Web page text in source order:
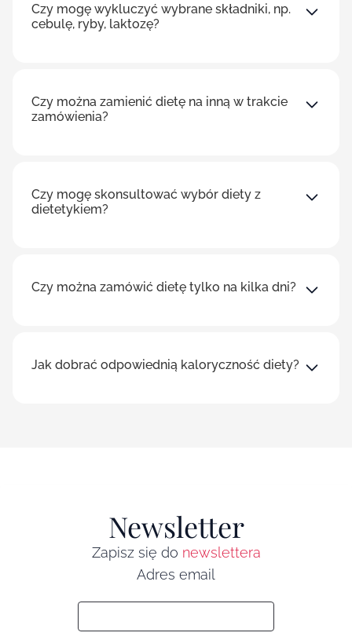
Czy mogę wykluczyć wybrane składniki, np.
cebulę, ryby, laktozę?
Czy można zamienić dietę na inną w trakcie
zamówienia?
Czy mogę skonsultować wybór diety z
dietetykiem?
Czy można zamówić dietę tylko na kilka dni?
Jak dobrać odpowiednią kaloryczność diety?
Newsletter
Zapisz się do newslettera
Adres email